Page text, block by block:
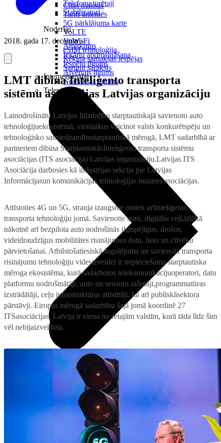
Citas maksas
Tarifi ārzemēs
5G pārklājuma karte
VoLTE
VoWi-Fi
eSIM tehnoloģija
Rēķina samaksas iespējas
Sarunu saraksts
Internets mājai
Pieslēgumi
Internets mājai ar 4G/5G rūteri
Mobilais internets iekārtās
IoT pieslēgums
Ģimenes komplekta kalkulators
Saistītie pakalpojumi
Interneta sargs
Telefonu turētaji
Stabilizatori
Noderīgi
Atpirkums
Iekārtu apdrošināšana
Iespēju līgums
Atvērtais līgums
Nomaksas līgums
Televizori
Visi televizori
Samsung
Xiaomi
TCL
Piederumi
Konsoles
Spēles un kontrolieri
2018. gada 17. decembris
LMT dibina Inteliģento transporta
sistēmu asociācijas Latvijas organizāciju
Lainodrošinātu Latvijas līdzdalību starptautiskajā savienoto auto
tehnoloģijuekosistēmā, vienlaikus veicinot valsts konkurētspēju un
tehnoloģisko sasniedzamībustarptautiskā mērogā, LMT sadarbībā ar
partneriem dibina StarptautiskāsInteliģento transporta sistēmu
asociācijas (ITS asociācija) Latvijas organizāciju.Latvijas ITS
Asociācija darbosies kā industrijas sekcija pie Latvijas
Informācijasun komunikācijas tehnoloģijas nozares asociācijas.
Attīstoties 4G un 5G, strauja izaugsme notiek arīinteliģento
transporta tehnoloģiju jomā. Savienotie auto, digitālie ceļi,tālākā
nākotnē arī bezpilota auto nodrošinās ilgtspējīgus, drošus,
videidraudzīgus mobilitātes risinājumus datu, lietu un cilvēku
pārvietošanai. Atbilstošatiesiskā regulējuma un savienotā transporta
risinājumu tehnoloģiju videsizveidei ir nepieciešama starptautiska
mēroga ekosistēma, kurā sadarbotos telekomunikācijuoperatori, datu
platformu nodrošinātāji, auto un sensoru ražotāji,programmatūras
izstrādātāji, ceļu infrastruktūras attīstītāji, kā arī publiskāsektora
pārstāvji. Eiropas mērogā sadarbību šajā jomā koordinē 27
ITSasociācijas, Latvija ir viena no retajām valstīm, kurā tāda līdz šim
vēl nebijaizveidota.